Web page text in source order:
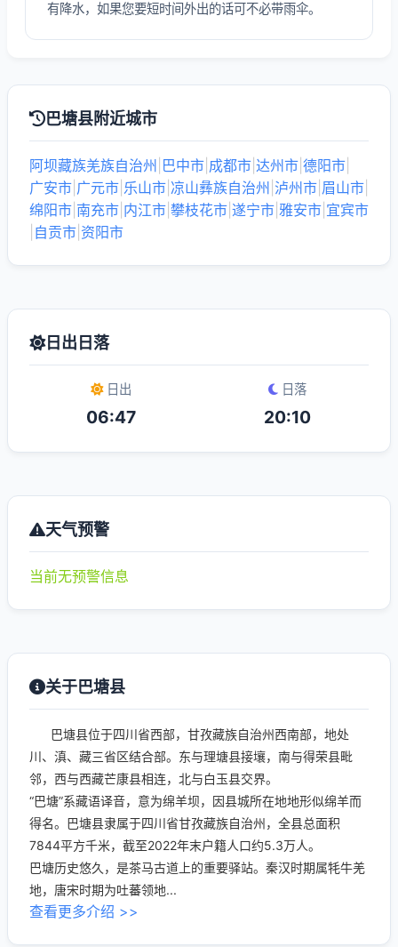
有降水，如果您要短时间外出的话可不必带雨伞。
巴塘县附近城市
阿坝藏族羌族自治州 巴中市 成都市 达州市 德阳市
广安市 广元市 乐山市 凉山彝族自治州 泸州市 眉山市
绵阳市 南充市 内江市 攀枝花市 遂宁市 雅安市 宜宾市
自贡市 资阳市
日出日落
日出
06:47
日落
20:10
天气预警
当前无预警信息
关于巴塘县
巴塘县位于四川省西部，甘孜藏族自治州西南部，地处
川、滇、藏三省区结合部。东与理塘县接壤，南与得荣县毗
邻，西与西藏芒康县相连，北与白玉县交界。
“巴塘”系藏语译音，意为绵羊坝，因县城所在地地形似绵羊而
得名。巴塘县隶属于四川省甘孜藏族自治州，全县总面积
7844平方千米，截至2022年末户籍人口约5.3万人。
巴塘历史悠久，是茶马古道上的重要驿站。秦汉时期属牦牛羌
地，唐宋时期为吐蕃领地...
查看更多介绍 >>